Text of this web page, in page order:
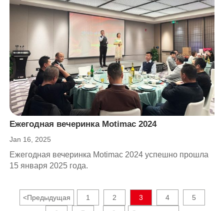
улучшенную эффективность, последовательность и
качество по сравнению с ручными методами
шлифования.
Ежегодная вечеринка Motimac 2024
Jan 16, 2025
Ежегодная вечеринка Motimac 2024 успешно прошла
15 января 2025 года.
<Предыдущая 1 2 3 4
5